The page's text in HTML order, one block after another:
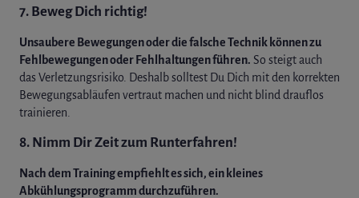
7. Beweg Dich richtig!
Unsaubere Bewegungen oder die falsche Technik können zu
Fehlbewegungen oder Fehlhaltungen führen. So steigt auch
das Verletzungsrisiko. Deshalb solltest Du Dich mit den korrekten
Bewegungsabläufen vertraut machen und nicht blind drauflos
trainieren.
8. Nimm Dir Zeit zum Runterfahren!
Nach dem Training empfiehlt es sich, ein kleines
Abkühlungsprogramm durchzuführen.